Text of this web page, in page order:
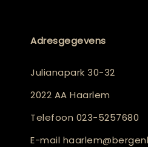
Adresgegevens
Julianapark 30-32
2022 AA Haarlem
Telefoon 023-5257680
E-mail